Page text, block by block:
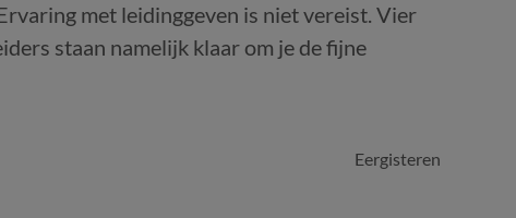
met leidinggeven is niet vereist. Vier
staan namelijk klaar om je de fijne
Eergisteren